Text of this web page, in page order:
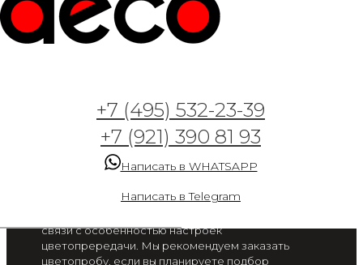
+7 (495) 532-23-39
+7 (921) 390 81 93
Написать в WHATSAPP
Написать в Telegram
Арт. GT — Буйство
красок 1
от 2 300 руб. / м2
Цвет на экране вашего смартфона или монитора
связи с особенностью настроек
цветопрередачи. Мы рекомендуем заказать
цветопробу, если вы планируете подбор